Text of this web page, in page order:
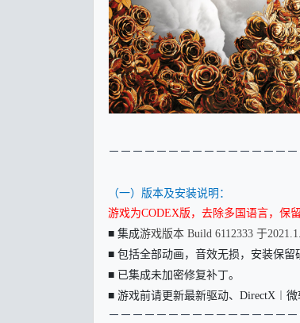
－ －－－－－－－－－－－－－－
（一）版本及安装说明：
游戏为CODEX版 ，去除多国语言，保
■ 集成游戏版本 Build 6112333 于
■ 包括全部动画，音效无损，安装保留
■ 已集成未加密修复补丁。
■ 游戏前请更新最新驱动、DirectX︱微
－ －－－－－－－－－－－－－－